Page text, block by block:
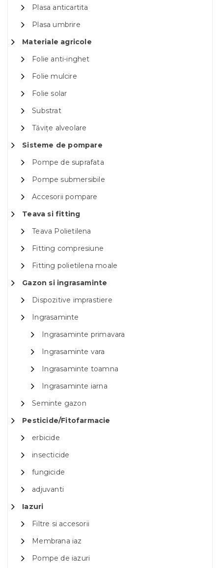
Plasa anticartita
Plasa umbrire
Materiale agricole
Folie anti-inghet
Folie mulcire
Folie solar
Substrat
Tăvițe alveolare
Sisteme de pompare
Pompe de suprafata
Pompe submersibile
Accesorii pompare
Teava si fitting
Teava Polietilena
Fitting compresiune
Fitting polietilena moale
Gazon si ingrasaminte
Dispozitive imprastiere
Ingrasaminte
Ingrasaminte primavara
Ingrasaminte vara
Ingrasaminte toamna
Ingrasaminte iarna
Seminte gazon
Pesticide/Fitofarmacie
erbicide
insecticide
fungicide
adjuvanti
Iazuri
Filtre si accesorii
Membrana iaz
Pompe de iazuri